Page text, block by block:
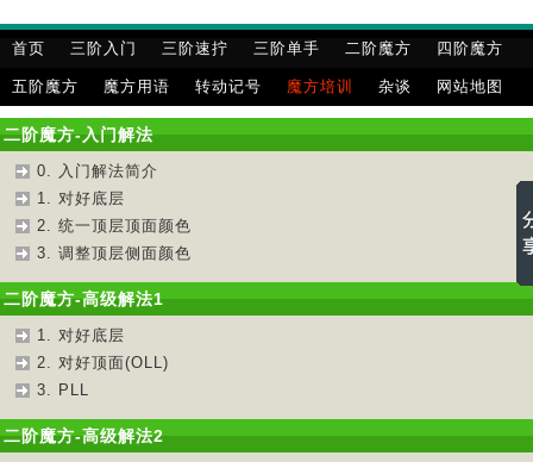
首页 三阶入门 三阶速拧 三阶单手 二阶魔方 四阶魔方
五阶魔方 魔方用语 转动记号 魔方培训 杂谈 网站地图
二阶魔方-入门解法
0. 入门解法简介
1. 对好底层
2. 统一顶层顶面颜色
3. 调整顶层侧面颜色
二阶魔方-高级解法1
1. 对好底层
2. 对好顶面(OLL)
3. PLL
二阶魔方-高级解法2